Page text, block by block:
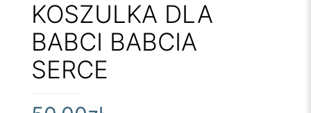
KOSZULKA DLA
BABCI BABCIA
SERCE